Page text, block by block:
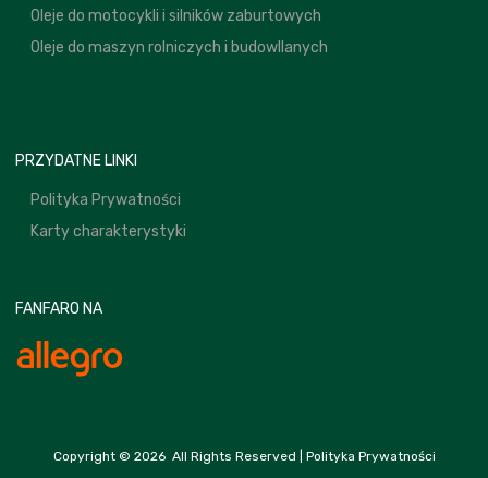
Oleje do motocykli i silników zaburtowych
Oleje do maszyn rolniczych i budowllanych
PRZYDATNE LINKI
Polityka Prywatności
Karty charakterystyki
FANFARO NA
Copyright © 2026 All Rights Reserved | Polityka Prywatności